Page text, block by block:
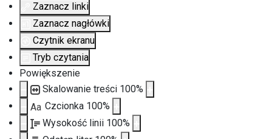
Zaznacz linki
Zaznacz nagłówki
Czytnik ekranu
Tryb czytania
Powiększenie
Skalowanie treści 100%
Aa Czcionka 100%
Wysokość linii 100%